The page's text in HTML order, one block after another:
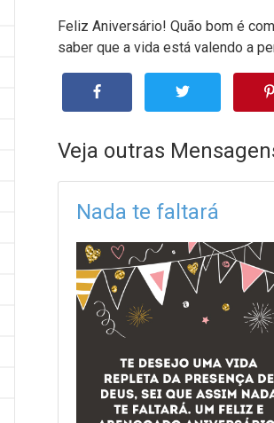
Feliz Aniversário! Quão bom é
saber que a vida está valendo a
Veja outras
Nada te faltará